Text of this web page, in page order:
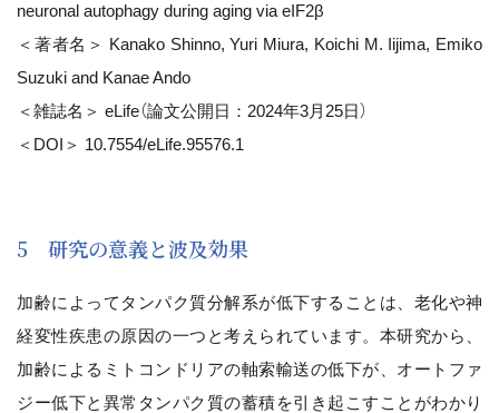
neuronal autophagy during aging via eIF2β
＜著者名＞ Kanako Shinno, Yuri Miura, Koichi M. Iijima, Emiko
Suzuki and Kanae Ando
＜雑誌名＞ eLife（論文公開日：2024年3月25日）
＜DOI＞ 10.7554/eLife.95576.1
5 研究の意義と波及効果
加齢によってタンパク質分解系が低下することは、老化や神
経変性疾患の原因の一つと考えられています。本研究から、
加齢によるミトコンドリアの軸索輸送の低下が、オートファ
ジー低下と異常タンパク質の蓄積を引き起こすことがわかり